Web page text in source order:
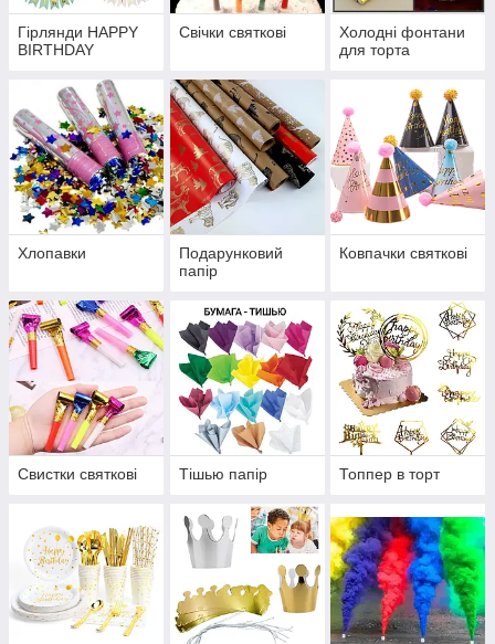
Гірлянди HAPPY
BIRTHDAY
Свічки святкові
Холодні фонтани
для торта
Хлопавки
Подарунковий
папір
Ковпачки святкові
Свистки святкові Тішью папір Топпер в торт